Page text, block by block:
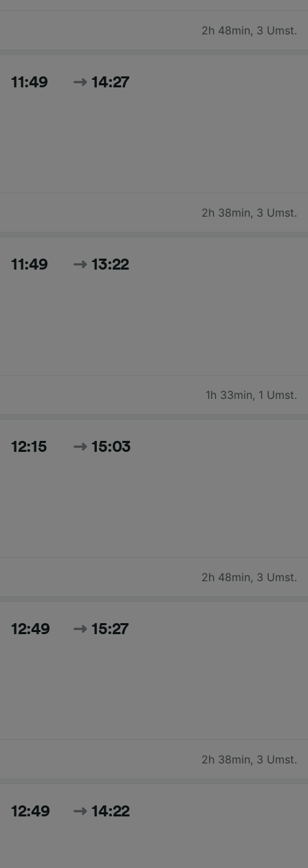
2h 48min, 3 Umst.
11:49 14:27
2h 38min, 3 Umst.
11:49 13:22
1h 33min, 1 Umst.
12:15 15:03
2h 48min, 3 Umst.
12:49 15:27
2h 38min, 3 Umst.
12:49 14:22